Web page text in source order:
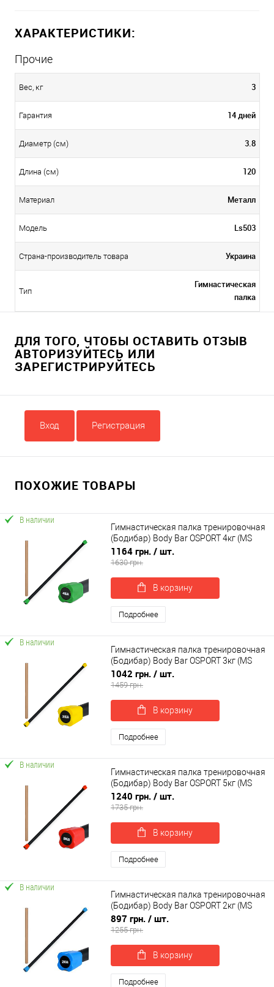
ХАРАКТЕРИСТИКИ:
Прочие
Вес, кг 3
Гарантия 14 дней
Диаметр (см) 3.8
Длина (см) 120
Материал Металл
Модель Ls503
Страна-производитель товара Украина
Тип
Гимнастическая
палка
ДЛЯ ТОГО, ЧТОБЫ ОСТАВИТЬ ОТЗЫВ
АВТОРИЗУЙТЕСЬ ИЛИ
ЗАРЕГИСТРИРУЙТЕСЬ
Вход Регистрация
ПОХОЖИЕ ТОВАРЫ
В наличии
Гимнастическая палка тренировочная
(Бодибар) Body Bar OSPORT 4кг (MS
4154-4)
1164 грн. / шт.
1630 грн.
В корзину
Подробнее
В наличии
Гимнастическая палка тренировочная
(Бодибар) Body Bar OSPORT 3кг (MS
4154-3)
1042 грн. / шт.
1459 грн.
В корзину
Подробнее
В наличии
Гимнастическая палка тренировочная
(Бодибар) Body Bar OSPORT 5кг (MS
4154-5)
1240 грн. / шт.
1735 грн.
В корзину
Подробнее
В наличии
Гимнастическая палка тренировочная
(Бодибар) Body Bar OSPORT 2кг (MS
4154-2)
897 грн. / шт.
1255 грн.
В корзину
Подробнее